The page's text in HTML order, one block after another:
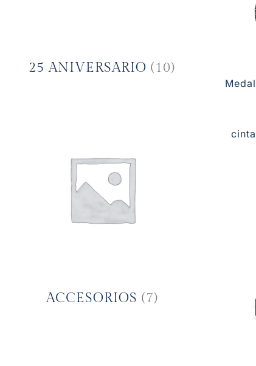
25 ANIVERSARIO(10)
ACCESORIOS (7)